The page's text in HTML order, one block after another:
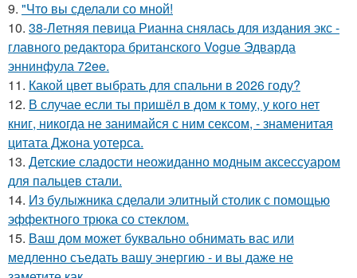
9. "Что вы сделали со мной!
10. 38-Летняя певица Рианна снялась для издания экс -
главного редактора британского Vogue Эдварда
эннинфула 72ee.
11. Какой цвет выбрать для спальни в 2026 году?
12. В случае если ты пришёл в дом к тому, у кого нет
книг, никогда не занимайся с ним сексом, - знаменитая
цитата Джона уотерса.
13. Детские сладости неожиданно модным аксессуаром
для пальцев стали.
14. Из булыжника сделали элитный столик с помощью
эффектного трюка со стеклом.
15. Ваш дом может буквально обнимать вас или
медленно съедать вашу энергию - и вы даже не